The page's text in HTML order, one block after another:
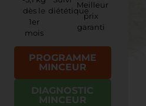
dès le
1er
mois
diététique
Meilleur
prix
garanti
PROGRAMME
MINCEUR
DIAGNOSTIC
MINCEUR